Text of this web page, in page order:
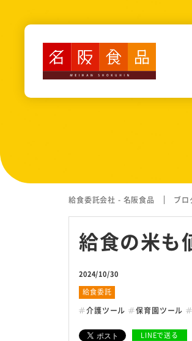
認定こど
高齢者施
安全・安
給食委託会社 - 名阪食品 ブロ
給食の米も
2024/10/30
給食委託
介護ツール 保育園ツール
LINEで送る